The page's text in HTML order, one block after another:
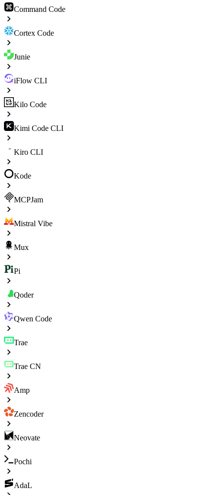
Command Code
Cortex Code
Junie
iFlow CLI
Kilo Code
Kimi Code CLI
Kiro CLI
Kode
MCPJam
Mistral Vibe
Mux
Pi
Qoder
Qwen Code
Trae
Trae CN
Amp
Zencoder
Neovate
Pochi
AdaL